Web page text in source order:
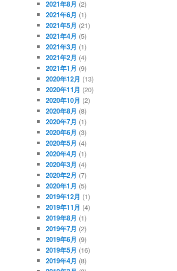
2021年8月 (2)
2021年6月 (1)
2021年5月 (21)
2021年4月 (5)
2021年3月 (1)
2021年2月 (4)
2021年1月 (9)
2020年12月 (13)
2020年11月 (20)
2020年10月 (2)
2020年8月 (8)
2020年7月 (1)
2020年6月 (3)
2020年5月 (4)
2020年4月 (1)
2020年3月 (4)
2020年2月 (7)
2020年1月 (5)
2019年12月 (1)
2019年11月 (4)
2019年8月 (1)
2019年7月 (2)
2019年6月 (9)
2019年5月 (16)
2019年4月 (8)